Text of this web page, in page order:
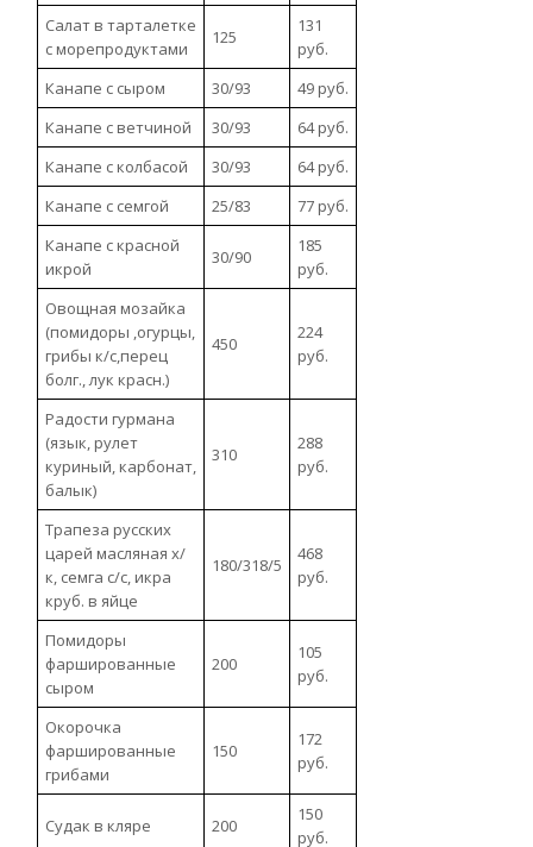
Салат в тарталетке
с морепродуктами
125
131
руб.
Канапе с сыром
30/93
49 руб.
Канапе с ветчиной
30/93
64 руб.
Канапе с колбасой
30/93
64 руб.
Канапе с семгой
25/83
77 руб.
Канапе с красной
икрой
30/90
185
руб.
Овощная мозайка
(помидоры ,огурцы,
грибы к/с,перец
болг., лук красн.)
450
224
руб.
Радости гурмана
(язык, рулет
куриный, карбонат,
балык)
310
288
руб.
Трапеза русских
царей масляная х/
к, семга с/с, икра
круб. в яйце
180/318/5
468
руб.
Помидоры
фаршированные
сыром
200
105
руб.
Окорочка
фаршированные
грибами
150
172
руб.
Судак в кляре 200
150
руб.